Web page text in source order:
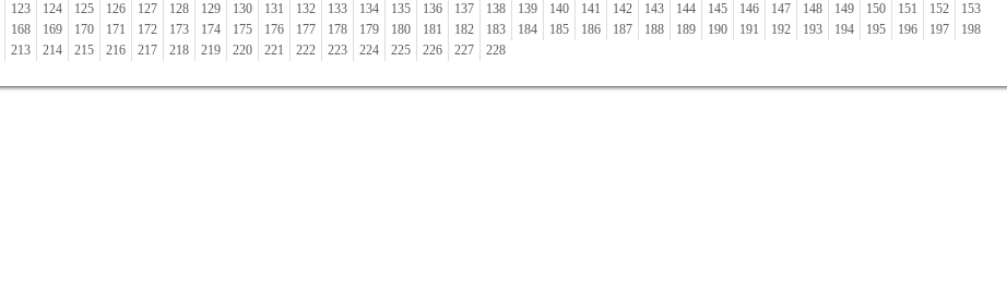
123 124 125 126 127 128 129 130 131 132 133 134 135 136 137 138 139 140 141 142 143 144 145 146 147 148 149 150 151 152
153
168 169 170 171 172 173 174 175 176 177 178 179 180 181 182 183 184 185 186 187 188 189 190 191 192 193 194 195 196 197
198
213 214 215 216 217 218 219 220 221 222 223 224 225 226 227 228